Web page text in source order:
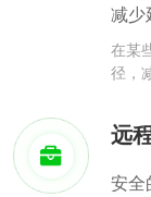
减少
在某
径，
远
安全